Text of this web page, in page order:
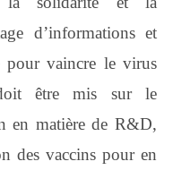
d’informations et
pour vaincre le virus
être mis sur le
en matière de R&D,
des vaccins pour en